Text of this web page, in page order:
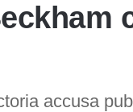
accusa